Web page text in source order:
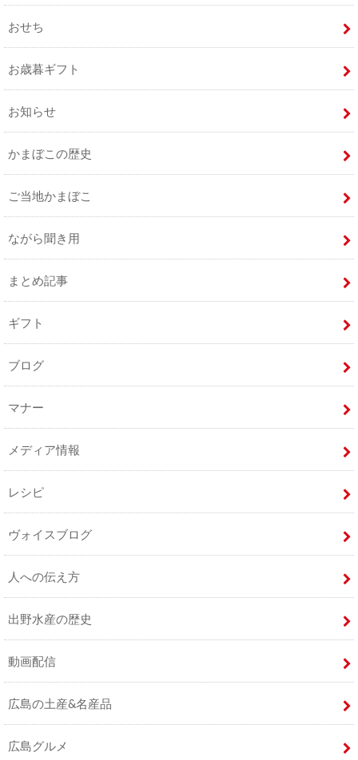
おせち
お歳暮ギフト
お知らせ
かまぼこの歴史
ご当地かまぼこ
ながら聞き用
まとめ記事
ギフト
ブログ
マナー
メディア情報
レシピ
ヴォイスブログ
人への伝え方
出野水産の歴史
動画配信
広島の土産&名産品
広島グルメ